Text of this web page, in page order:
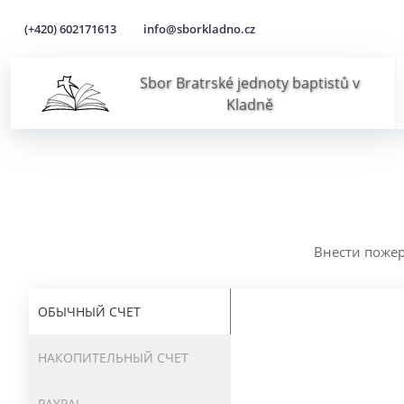
(+420) 602171613 info@sborkladno.cz
Sbor Bratrské jednoty baptistů v
Kladně
Внести
ОБЫЧНЫЙ СЧЕТ
НАКОПИТЕЛЬНЫЙ СЧЕТ